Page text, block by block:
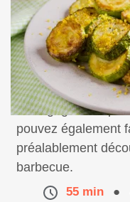
Pour gagner un
pouvez également
préalablement
barbecue.
55 min ●